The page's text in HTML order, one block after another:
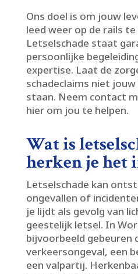
Ons doel is om jouw
leed weer op de rails
Letselschade staat
persoonlijke
expertise.​ Laat de
schadeclaims niet
staan.​ Neem contact
hier om jou te helpen.​
Wat is
herken je het
Letselschade kan
ongevallen of
je lijdt als gevolg van
geestelijk letsel.​ In
bijvoorbeeld gebeuren
verkeersongeval, een
een valpartij.​